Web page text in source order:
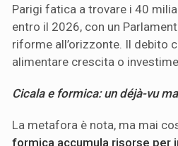
Parigi fatica a trovare i 40
entro il 2026, con un
riforme all’orizzonte. Il debito
alimentare crescita o
Cicala e formica: un déjà-vu
La metafora è nota, ma mai
formica accumula risorse per